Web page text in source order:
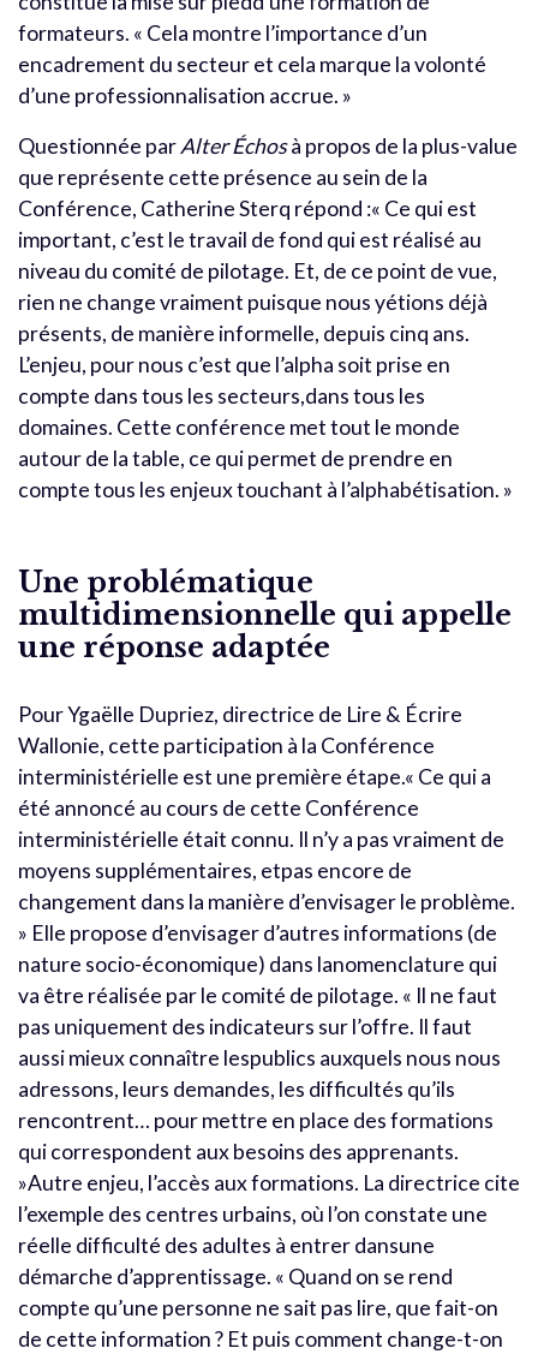
formateurs. « Cela montre l’importance d’un
encadrement du secteur et cela marque la volonté
d’une professionnalisation accrue. »
Questionnée parAlter Échosà propos de la plus-value
que représente cette présence au sein de la
Conférence, Catherine Sterq répond :« Ce qui est
important, c’est le travail de fond qui est réalisé au
niveau du comité de pilotage. Et, de ce point de vue,
rien ne change vraiment puisque nous yétions déjà
présents, de manière informelle, depuis cinq ans.
L’enjeu, pour nous c’est que l’alpha soit prise en
compte dans tous les secteurs,dans tous les
domaines. Cette conférence met tout le monde
autour de la table, ce qui permet de prendre en
compte tous les enjeux touchant à l’alphabétisation. »
Une problématique
multidimensionnelle qui appelle
une réponse adaptée
Pour Ygaëlle Dupriez, directrice de Lire & Écrire
Wallonie, cette participation à la Conférence
interministérielle est une première étape.« Ce qui a
été annoncé au cours de cette Conférence
interministérielle était connu. Il n’y a pas vraiment de
moyens supplémentaires, etpas encore de
changement dans la manière d’envisager le problème.
» Elle propose d’envisager d’autres informations (de
nature socio-économique) dans lanomenclature qui
va être réalisée par le comité de pilotage. « Il ne faut
pas uniquement des indicateurs sur l’offre. Il faut
aussi mieux connaître lespublics auxquels nous nous
adressons, leurs demandes, les difficultés qu’ils
rencontrent… pour mettre en place des formations
qui correspondent aux besoins des apprenants.
»Autre enjeu, l’accès aux formations. La directrice cite
l’exemple des centres urbains, où l’on constate une
réelle difficulté des adultes à entrer dansune
démarche d’apprentissage. « Quand on se rend
compte qu’une personne ne sait pas lire, que fait-on
de cette information ? Et puis comment change-t-on